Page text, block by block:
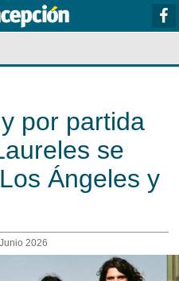
por partida
se
Ángeles y
2026